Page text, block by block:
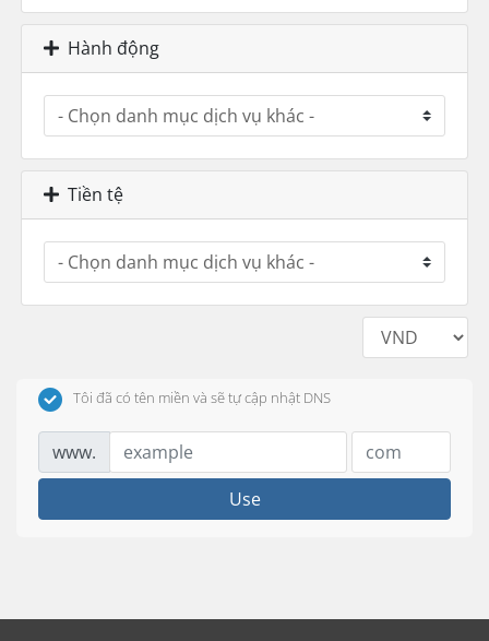
Hành động
Tiền tệ
Tôi đã có tên miền và sẽ tự cập nhật DNS
www.
Use